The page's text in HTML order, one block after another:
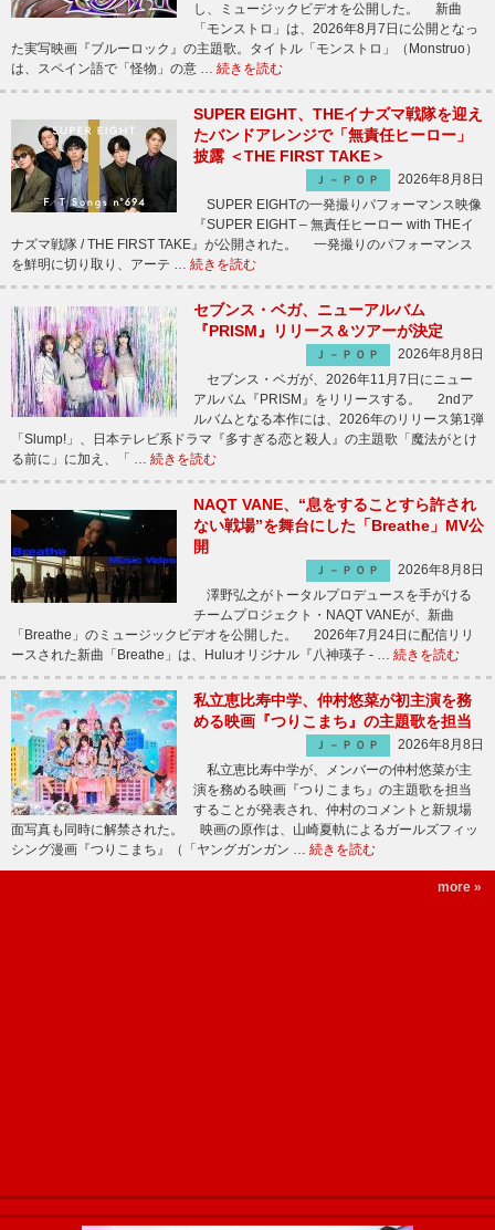
し、ミュージックビデオを公開した。 新曲
「モンストロ」は、2026年8月7日に公開となっ
た実写映画『ブルーロック』の主題歌。タイトル「モンストロ」（Monstruo）
は、スペイン語で「怪物」の意 … 続きを読む
SUPER EIGHT、THEイナズマ戦隊を迎え
たバンドアレンジで「無責任ヒーロー」
披露 ＜THE FIRST TAKE＞
Ｊ－ＰＯＰ
2026年8月8日
SUPER EIGHTの一発撮りパフォーマンス映像
『SUPER EIGHT – 無責任ヒーロー with THEイ
ナズマ戦隊 / THE FIRST TAKE』が公開された。 一発撮りのパフォーマンス
を鮮明に切り取り、アーテ … 続きを読む
セブンス・ベガ、ニューアルバム
『PRISM』リリース＆ツアーが決定
Ｊ－ＰＯＰ
2026年8月8日
セブンス・ベガが、2026年11月7日にニュー
アルバム『PRISM』をリリースする。 2ndア
ルバムとなる本作には、2026年のリリース第1弾
「Slump!」、日本テレビ系ドラマ『多すぎる恋と殺人』の主題歌「魔法がとけ
る前に」に加え、「 … 続きを読む
NAQT VANE、“息をすることすら許され
ない戦場”を舞台にした「Breathe」MV公
開
Ｊ－ＰＯＰ
2026年8月8日
澤野弘之がトータルプロデュースを手がける
チームプロジェクト・NAQT VANEが、新曲
「Breathe」のミュージックビデオを公開した。 2026年7月24日に配信リリ
ースされた新曲「Breathe」は、Huluオリジナル『八神瑛子 - … 続きを読む
私立恵比寿中学、仲村悠菜が初主演を務
める映画『つりこまち』の主題歌を担当
Ｊ－ＰＯＰ
2026年8月8日
私立恵比寿中学が、メンバーの仲村悠菜が主
演を務める映画『つりこまち』の主題歌を担当
することが発表され、仲村のコメントと新規場
面写真も同時に解禁された。 映画の原作は、山崎夏軌によるガールズフィッ
シング漫画『つりこまち』（「ヤングガンガン … 続きを読む
more »